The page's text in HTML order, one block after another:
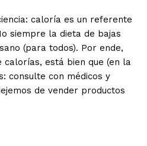
caloría es un referente
siempre la dieta de bajas
(para todos). Por ende,
está bien que (en la
consulte con médicos y
de vender productos